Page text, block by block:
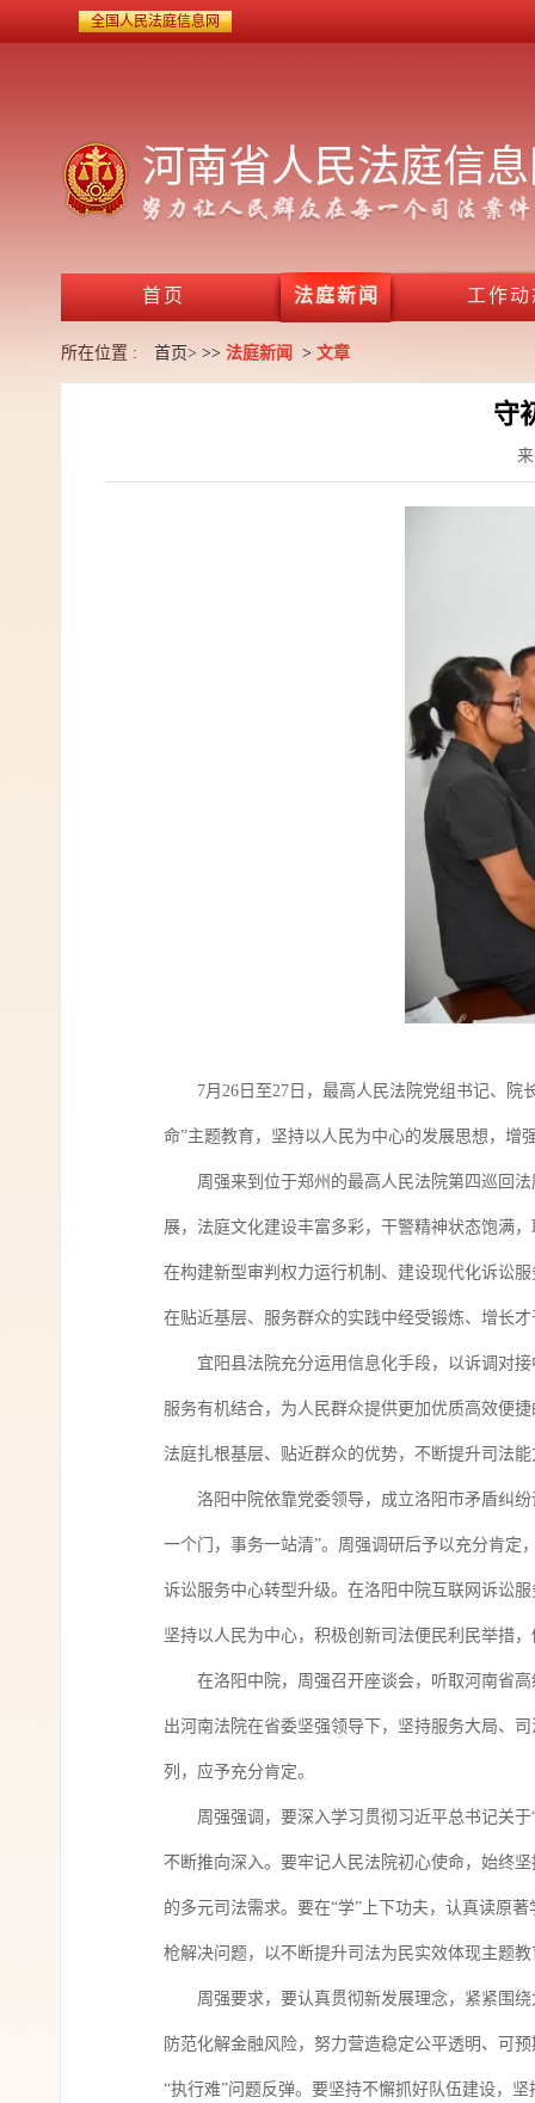
全国人民法庭信息网
河南省人民法庭信
首页 法庭新闻 工作动
所在位置 : 首页> >> 法庭新闻 > 文章
守
7月26日至27日，最高人民法院党组书记、
命”主题教育，坚持以人民为中心的发展思想，增
周强来到位于郑州的最高人民法院第四巡回
展，法庭文化建设丰富多彩，干警精神状态饱满
在构建新型审判权力运行机制、建设现代化诉讼
在贴近基层、服务群众的实践中经受锻炼、增长
宜阳县法院充分运用信息化手段，以诉调对
服务有机结合，为人民群众提供更加优质高效便
法庭扎根基层、贴近群众的优势，不断提升司法
洛阳中院依靠党委领导，成立洛阳市矛盾纠
一个门，事务一站清”。周强调研后予以充分肯定
诉讼服务中心转型升级。在洛阳中院互联网诉讼
坚持以人民为中心，积极创新司法便民利民举措
在洛阳中院，周强召开座谈会，听取河南省
出河南法院在省委坚强领导下，坚持服务大局、
列，应予充分肯定。
周强强调，要深入学习贯彻习近平总书记关
不断推向深入。要牢记人民法院初心使命，始终
的多元司法需求。要在“学”上下功夫，认真读原
枪解决问题，以不断提升司法为民实效体现主题
周强要求，要认真贯彻新发展理念，紧紧围
防范化解金融风险，努力营造稳定公平透明、可
“执行难”问题反弹。要坚持不懈抓好队伍建设，